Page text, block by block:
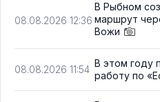
08.08.2026 12:36
В Рыбном
маршрут
Вожи
08.08.2026 11:54
В этом году
работу по